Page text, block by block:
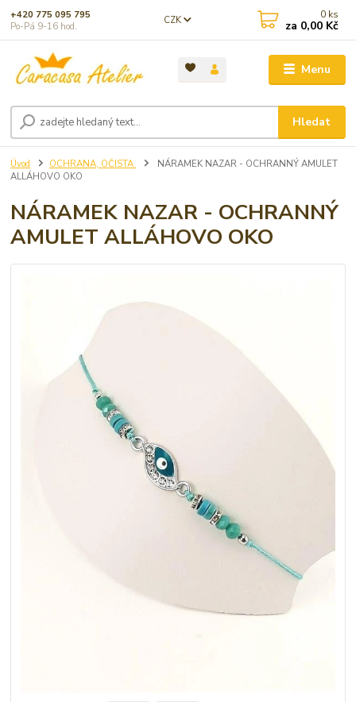
Menu
CZK
Hledat
+420 775 095 795
Po-Pá 9-16 hod.
0 ks
za 0,00 Kč
Úvod OCHRANA, OČISTA
NÁRAMEK NAZAR - OCHRANNÝ AMULET
ALLÁHOVO OKO
NÁRAMEK NAZAR - OCHRANNÝ
AMULET ALLÁHOVO OKO